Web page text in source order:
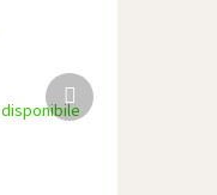
disponibile
Prodotto
successivo